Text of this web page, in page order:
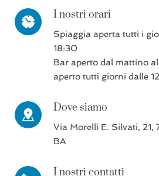
I nostri orari
Spiaggia aperta tutti i
18:30
Bar aperto dal mattino
aperto tutti giorni dalle
Dove siamo
Via Morelli E. Silvati,
BA
I nostri contatti